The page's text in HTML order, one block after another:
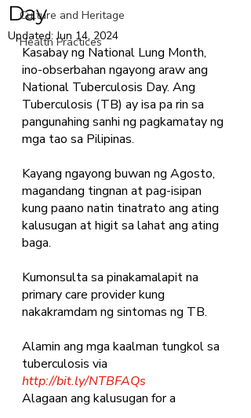
Culture and Heritage
Health Practices
Day
Updated:Jun 14, 2024
Kasabay ng National Lung Month,
ino-obserbahan ngayong araw ang
National Tuberculosis Day. Ang
Tuberculosis (TB) ay isa pa rin sa
pangunahing sanhi ng pagkamatay ng
mga tao sa Pilipinas.
Kayang ngayong buwan ng Agosto,
magandang tingnan at pag-isipan
kung paano natin tinatrato ang ating
kalusugan at higit sa lahat ang ating
baga.
Kumonsulta sa pinakamalapit na
primary care provider kung
nakakramdam ng sintomas ng TB.
Alamin ang mga kaalman tungkol sa
tuberculosis via
http://bit.ly/NTBFAQs
Alagaan ang kalusugan for a